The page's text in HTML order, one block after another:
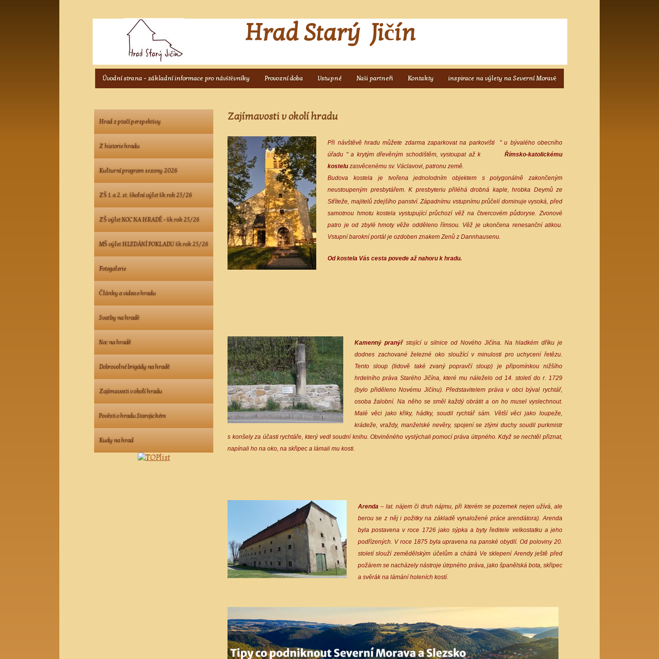
Zajímavosti v okolí hradu
Při návštěvě hradu můžete zdarma zaparkovat na parkovišti " u bývalého obecního
úřadu " a krytým dřevěným schodištěm, vystoupat až k
Římsko-katolickému
kosteluzasvěcenému sv. Václavovi, patronu země.
Budova kostela je tvořena jednolodním objektem s polygonálně zakončeným
neustoupeným presbytářem. K presbyteriu přiléhá drobná kaple, hrobka Deymů ze
Stříteže, majitelů zdejšího panství. Západnímu vstupnímu průčelí dominuje vysoká, před
samotnou hmotu kostela vystupující průchozí věž na čtvercovém půdoryse. Zvonové
patro je od zbylé hmoty věže odděleno římsou. Věž je ukončena renesanční atikou.
Vstupní barokní portál je ozdoben znakem Zenů z Dannhausenu.
Od kostela Vás cesta povede až nahoru k hradu.
Kamenný pranýřstojící u silnice od Nového Jičína. Na hladkém dříku je
dodnes zachované železné oko sloužící v minulosti pro uchycení řetězu.
Tento sloup (lidově také zvaný popravčí sloup) je připomínkou nižšího
hrdelního práva Starého Jičína, které mu náleželo od 14. století do r. 1729
(bylo přiděleno Novému Jičínu). Představitelem práva v obci býval rychtář,
osoba žalobní. Na něho se směl každý obrátit a on ho musel vyslechnout.
Malé věci jako křiky, hádky, soudil rychtář sám. Větší věci jako loupeže,
krádeže, vraždy, manželské nevěry, spojení se zlými duchy soudil purkmistr
s konšely za účasti rychtáře, který vedl soudní knihu. Obviněného vyslýchali pomocí práva útrpného. Když se nechtěl přiznat,
napínali ho na oko, na skřipec a lámali mu kosti.
Arenda – lat. nájem či druh nájmu, při kterém se pozemek nejen užívá, ale
berou se z něj i požitky na základě vynaložené práce arendátora). Arenda
byla postavena v roce 1726 jako sýpka a byty ředitele velkostatku a jeho
podřízených. V roce 1875 byla upravena na panské obydlí. Od poloviny 20.
století slouží zemědělským účelům a chátrá Ve sklepení Arendy ještě před
požárem se nacházely nástroje útrpného práva, jako španělská bota, skřipec
a svěrák na lámání holeních kostí.
Hrad z ptačí perspektivy
Z historie hradu
Kulturní program sezony 2026
ZŠ 1. a 2. st. školní výlet šk.rok 25/26
ZŠ výlet NOC NA HRADĚ - šk.rok 25/26
MŠ výlet HLEDÁNÍ POKLADU šk.rok 25/26
Fotogalerie
Články a videa o hradu
Svatby na hradě
Noc na hradě
Dobrovolné brigády na hradě
Zajímavosti v okolí hradu
Pověsti o hradu Starojickém
Kudy na hrad
Hrad Starý Jičín
Úvodní strana - základní informace pro návštěvníky Provozní doba Vstupné Naši partneři Kontakty inspirace na výlety na Severní Moravě